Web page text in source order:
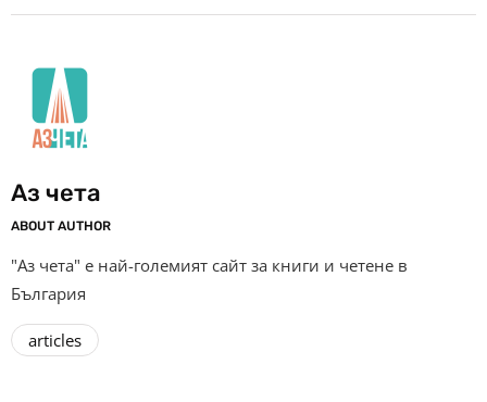
Аз чета
ABOUT AUTHOR
"Аз чета" е най-големият сайт за книги и четене в
България
articles